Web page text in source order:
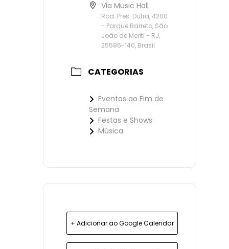
Via Music Hall
Rod. Pres. Dutra, 4200
- Parque Barreto, São
João de Meriti - RJ,
25586-140, Brasil
CATEGORIAS
Eventos ao Fim de
Semana
Festas e Shows
Música
+ Adicionar ao Google Calendar